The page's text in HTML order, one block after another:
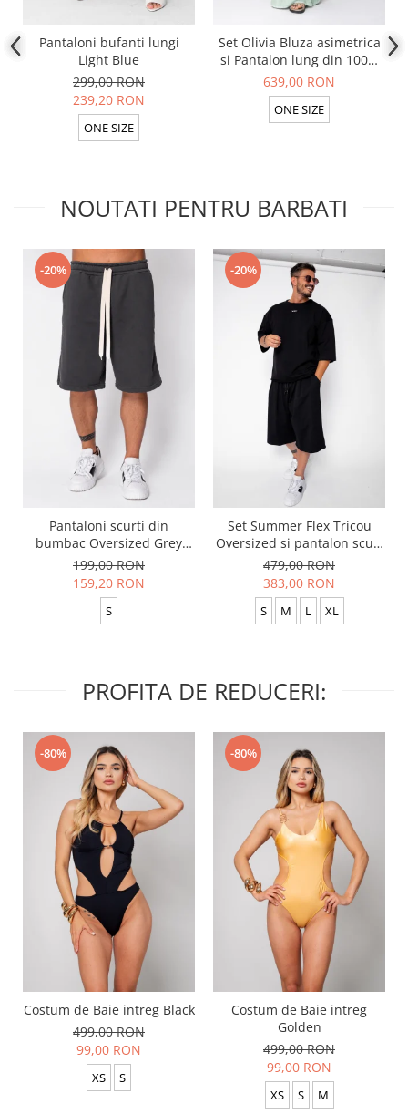
Pantaloni bufanti lungi
Light Blue
299,00 RON
239,20 RON
ONE SIZE
Set Olivia Bluza asimetrica
si Pantalon lung din 100%
in Light Olive
639,00 RON
ONE SIZE
NOUTATI PENTRU BARBATI
-20%
Pantaloni scurti din
bumbac Oversized Grey
Anthracite
199,00 RON
159,20 RON
S
-20%
Set Summer Flex Tricou
Oversized si pantalon scurt
Baggy Black
479,00 RON
383,00 RON
S M L XL
PROFITA DE REDUCERI:
-80%
Costum de Baie intreg Black
499,00 RON
99,00 RON
XS S
-80%
Costum de Baie intreg
Golden
499,00 RON
99,00 RON
XS S M